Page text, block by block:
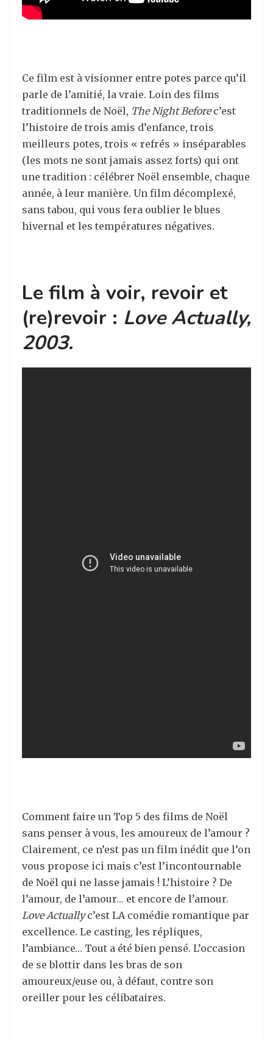
Ce film est à visionner entre potes parce qu’il
parle de l’amitié, la vraie. Loin des films
traditionnels de Noël, The Night Beforec’est
l’histoire de trois amis d’enfance, trois
meilleurs potes, trois « refrés » inséparables
(les mots ne sont jamais assez forts) qui ont
une tradition : célébrer Noël ensemble, chaque
année, à leur manière. Un film décomplexé,
sans tabou, qui vous fera oublier le blues
hivernal et les températures négatives.
Le film à voir, revoir et
(re)revoir : Love Actually,
2003.
Comment faire un Top 5 des films de Noël
sans penser à vous, les amoureux de l’amour ?
Clairement, ce n’est pas un film inédit que l’on
vous propose ici mais c’est l’incontournable
de Noël qui ne lasse jamais ! L’histoire ? De
l’amour, de l’amour… et encore de l’amour.
Love Actuallyc’est LA comédie romantique par
excellence. Le casting, les répliques,
l’ambiance… Tout a été bien pensé. L’occasion
de se blottir dans les bras de son
amoureux/euse ou, à défaut, contre son
oreiller pour les célibataires.